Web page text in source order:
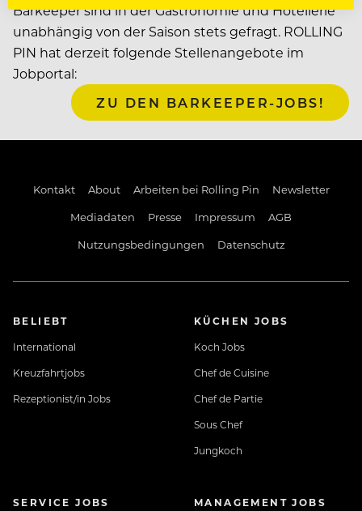
Barkeeper sind in der Gastronomie und Hotellerie
unabhängig von der Saison stets gefragt. ROLLING
PIN hat derzeit folgende Stellenangebote im
Jobportal:
ZU DEN BARKEEPER-JOBS!
Kontakt About Arbeiten bei Rolling Pin
Newsletter
Mediadaten
Presse Impressum
AGB
Nutzungsbedingungen
Datenschutz
BELIEBT
International
Kreuzfahrtjobs
Rezeptionist/in Jobs
KÜCHEN JOBS
Koch Jobs
Chef de Cuisine
Chef de Partie
Sous Chef
Jungkoch
SERVICE JOBS
MANAGEMENT JOBS